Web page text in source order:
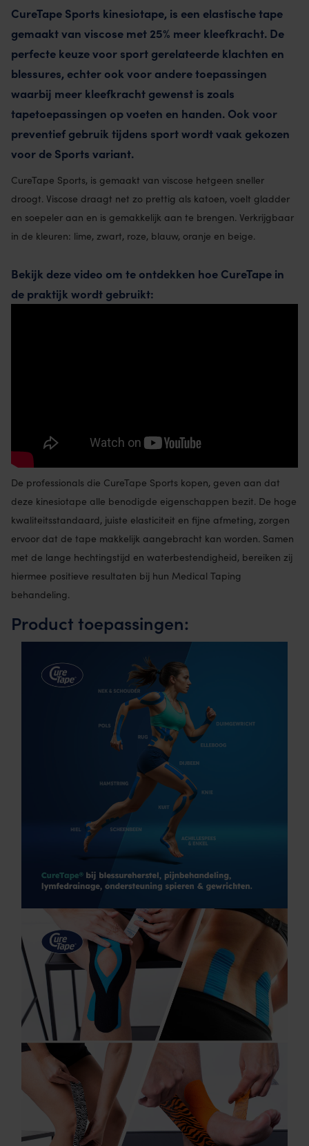
CureTape Sports kinesiotape, is een elastische tape
gemaakt van viscose met 25% meer kleefkracht. De
perfecte keuze voor sport gerelateerde klachten en
blessures, echter ook voor andere toepassingen
waarbij meer kleefkracht gewenst is zoals
tapetoepassingen op voeten en handen. Ook voor
preventief gebruik tijdens sport wordt vaak gekozen
voor de Sports variant.
CureTape Sports, is gemaakt van viscose hetgeen sneller
droogt. Viscose draagt net zo prettig als katoen, voelt gladder
en soepeler aan en is gemakkelijk aan te brengen. Verkrijgbaar
in de kleuren: lime, zwart, roze, blauw, oranje en beige.
Bekijk deze video om te ontdekken hoe CureTape in
de praktijk wordt gebruikt:
De professionals die CureTape Sports kopen, geven aan dat
deze kinesiotape alle benodigde eigenschappen bezit. De hoge
kwaliteitsstandaard, juiste elasticiteit en fijne afmeting, zorgen
ervoor dat de tape makkelijk aangebracht kan worden. Samen
met de lange hechtingstijd en waterbestendigheid, bereiken zij
hiermee positieve resultaten bij hun Medical Taping
behandeling.
Product toepassingen: